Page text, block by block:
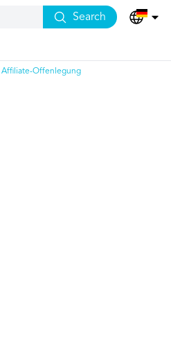
Search
Affiliate-Offenlegung